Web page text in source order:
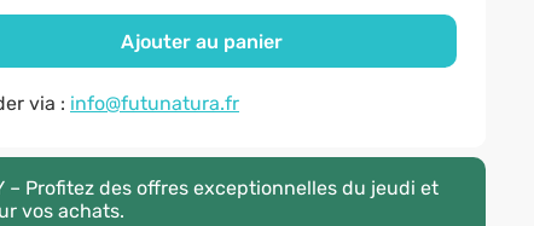
Ajouter au panier
via : info@futunatura.fr
– Profitez des offres exceptionnelles du jeudi et
vos achats.